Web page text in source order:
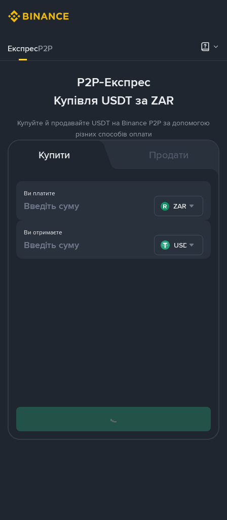
ЕкспресP2P
P2P-Експрес
Купівля USDT за ZAR
Купуйте й продавайте USDT на Binance P2P за допомогою
різних способів оплати
Купити Продати
Ви платите
ZAR
Ви отримаєте
USDT